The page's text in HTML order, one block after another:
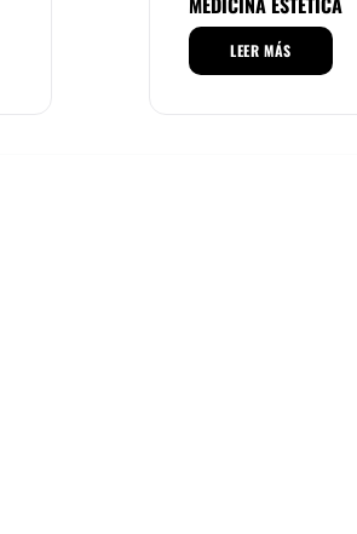
Eliminación de
LEER MÁS